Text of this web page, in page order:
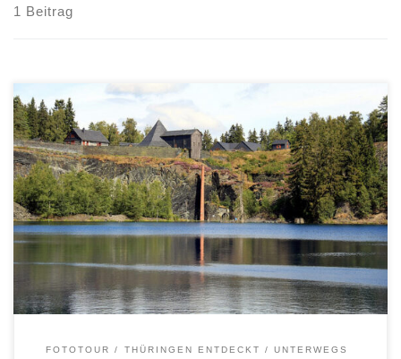
1 Beitrag
FOTOTOUR THÜRINGEN ENTDECKT UNTERWEGS